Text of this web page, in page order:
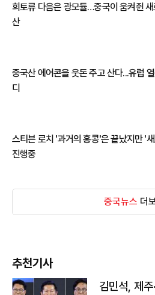
희토류 다음은 광모듈…중국이 움켜쥔
산
중국산 에어콘을 웃돈 주고 산다...유럽
디
스티븐 로치 '과거의 홍콩'은 끝났지만 '
진행중
중국뉴스 더
추천기사
김민석, 제